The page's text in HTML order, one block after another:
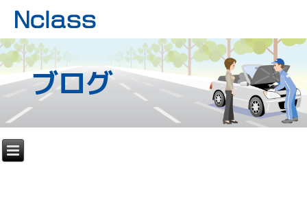
ブログ